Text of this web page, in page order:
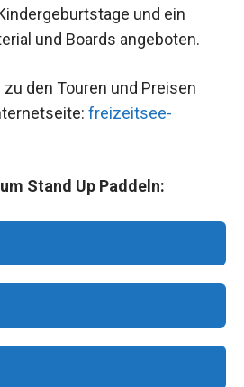
und ein
und Boards angeboten.
den Touren und Preisen
freizeitsee-
Stand Up Paddeln: